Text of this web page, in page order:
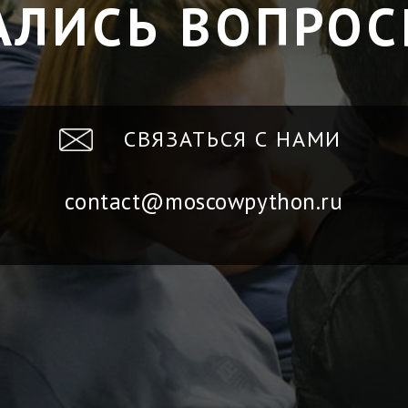
СВЯЗАТЬСЯ С НАМИ
contact@moscowpython.ru